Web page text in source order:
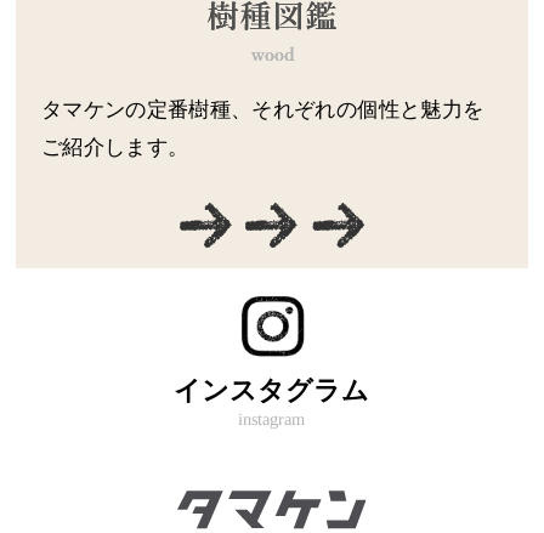
タマケンの定番樹種、それぞれの個性と魅力を
ご紹介します。
インスタグラム
instagram